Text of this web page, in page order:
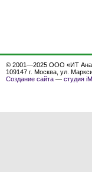
© 2001—2025 ООО «ИТ
109147 г. Москва, ул.
Создание сайта — студия